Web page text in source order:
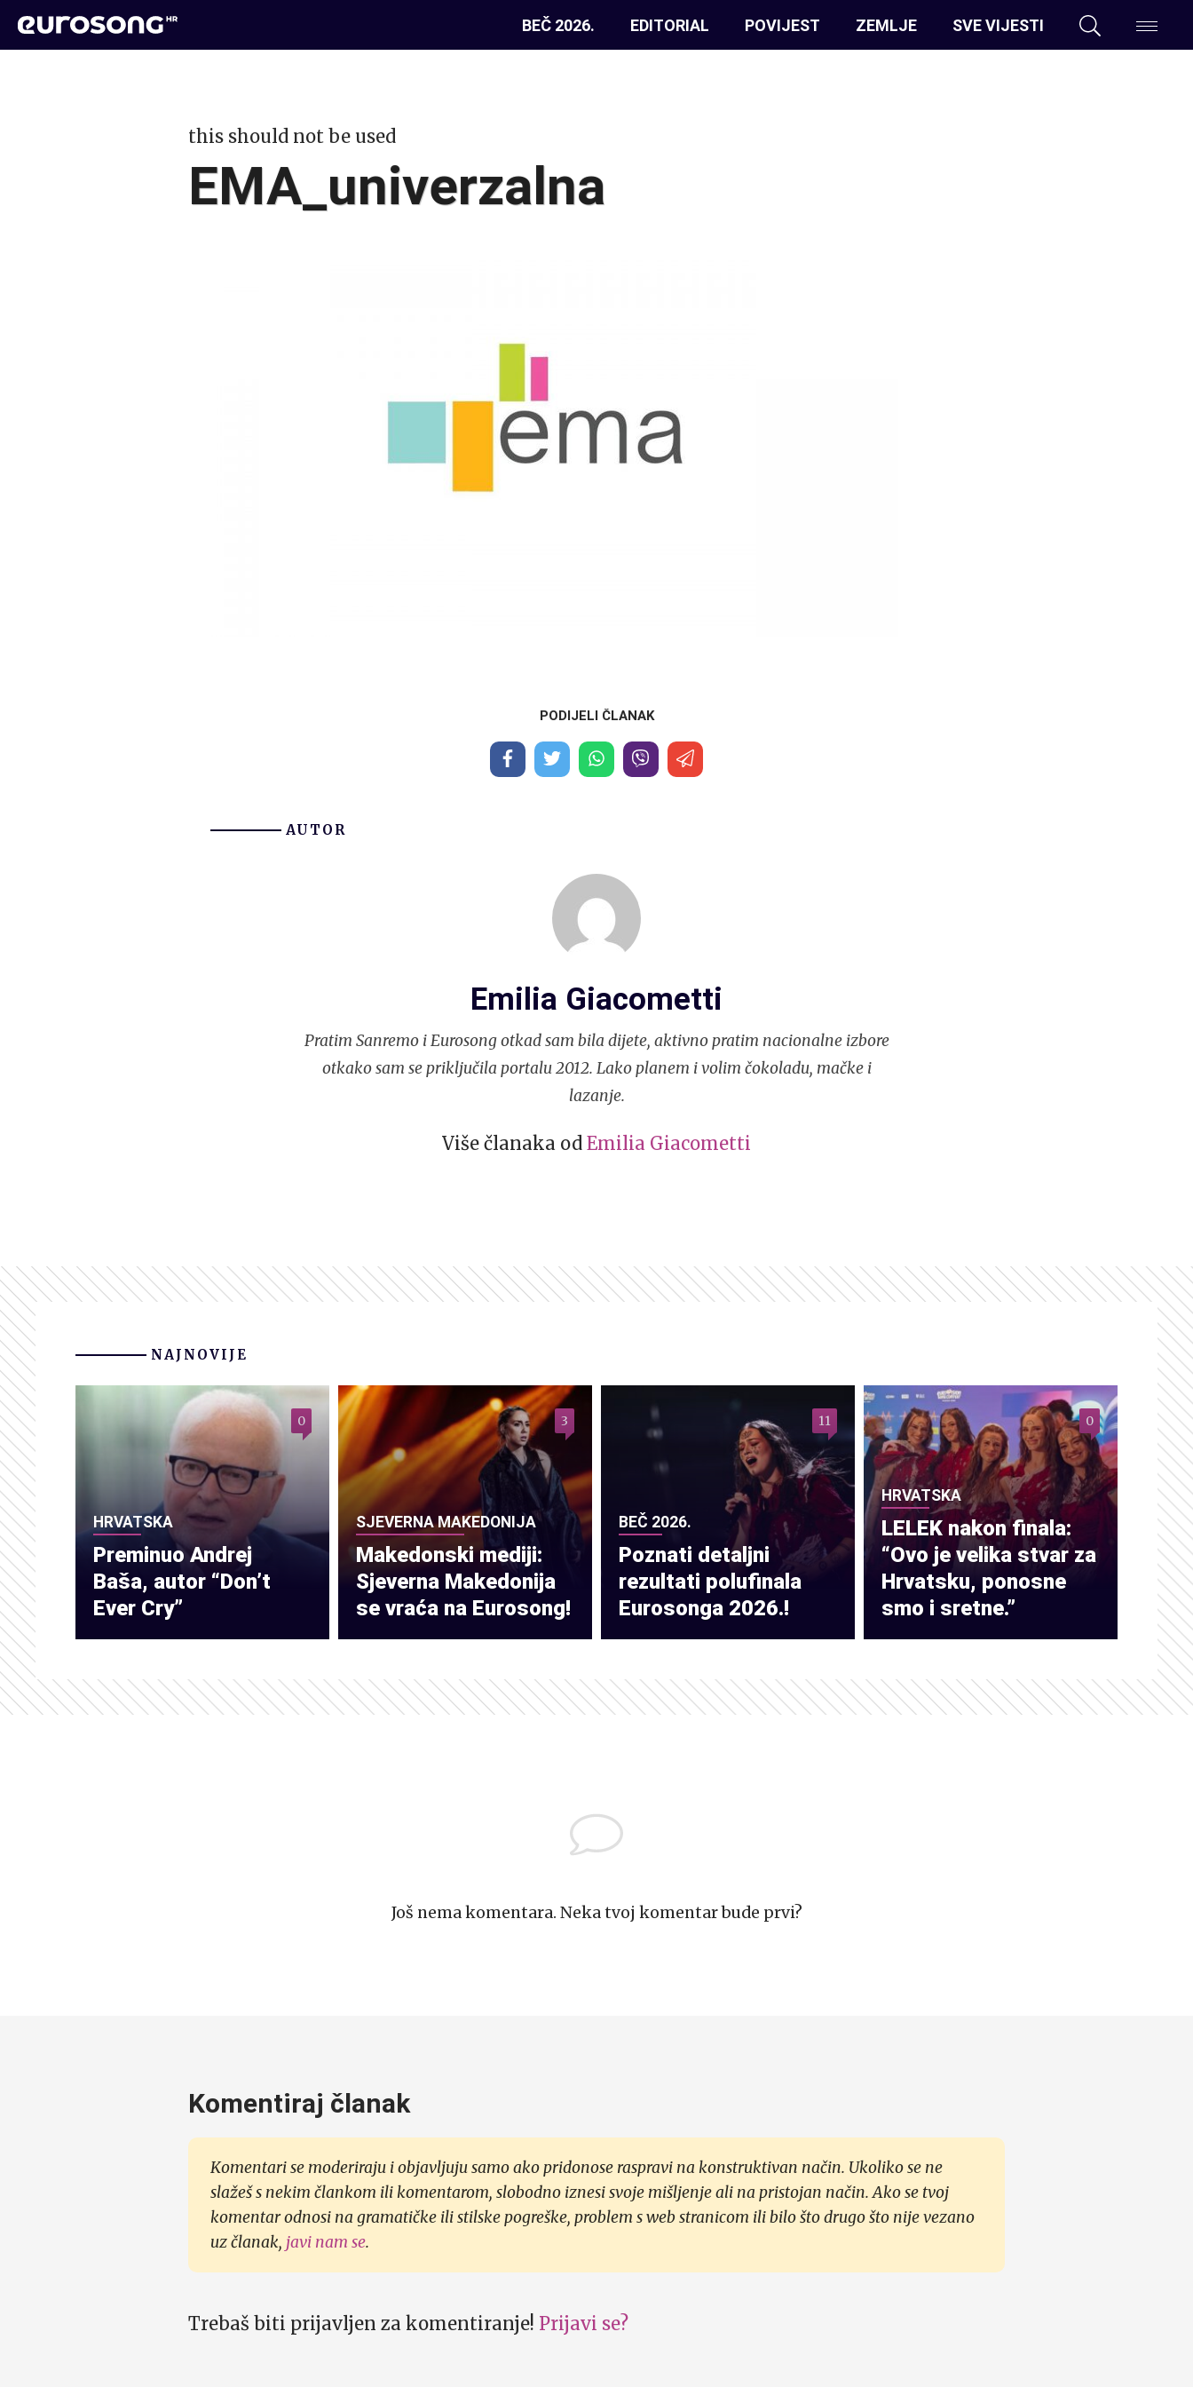
BEČ 2026. EDITORIAL POVIJEST ZEMLJE SVE VIJESTI
this should not be used
EMA_univerzalna
PODIJELI ČLANAK
AUTOR
Emilia Giacometti
Pratim Sanremo i Eurosong otkad sam bila dijete, aktivno pratim nacionalne izbore
otkako sam se priključila portalu 2012. Lako planem i volim čokoladu, mačke i
lazanje.
Više članaka od Emilia Giacometti
NAJNOVIJE
HRVATSKA
Preminuo Andrej
Baša, autor “Don’t
Ever Cry”
0
SJEVERNA MAKEDONIJA
Makedonski mediji:
Sjeverna Makedonija
se vraća na Eurosong!
3
BEČ 2026.
Poznati detaljni
rezultati polufinala
Eurosonga 2026.!
11
HRVATSKA
LELEK nakon finala:
“Ovo je velika stvar za
Hrvatsku, ponosne
smo i sretne.”
0
Još nema komentara. Neka tvoj komentar bude prvi?
Komentiraj članak
Komentari se moderiraju i objavljuju samo ako pridonose raspravi na konstruktivan način. Ukoliko se ne
slažeš s nekim člankom ili komentarom, slobodno iznesi svoje mišljenje ali na pristojan način. Ako se tvoj
komentar odnosi na gramatičke ili stilske pogreške, problem s web stranicom ili bilo što drugo što nije vezano
uz članak, javi nam se.
Trebaš biti prijavljen za komentiranje! Prijavi se?